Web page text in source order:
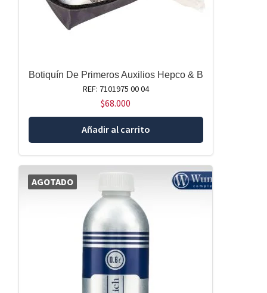
Botiquín De Primeros Auxilios Hepco & B
REF: 7101975 00 04
$68.000
Añadir al carrito
AGOTADO